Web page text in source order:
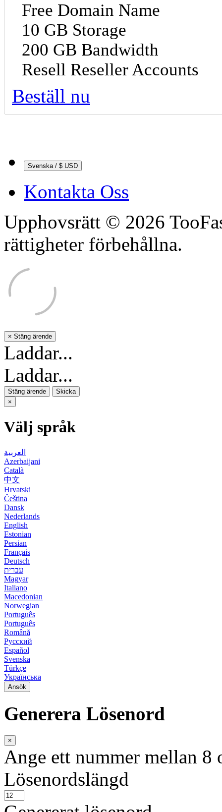
Free Domain Name
10 GB Storage
200 GB Bandwidth
Resell Reseller Accounts
Beställ nu
Svenska / $ USD
Kontakta Oss
Upphovsrätt © 2026
rättigheter förbehållna.
× Stäng ärende
Laddar...
Laddar...
Stäng ärende
Skicka
×
Välj språk
العربية
Azerbaijani
Català
中文
Hrvatski
Čeština
Dansk
Nederlands
English
Estonian
Persian
Français
Deutsch
עברית
Magyar
Italiano
Macedonian
Norwegian
Português
Português
Română
Русский
Español
Svenska
Türkçe
Українська
Ansök
Generera Lösenord
×
Ange ett nummer mellan 8
Lösenordslängd